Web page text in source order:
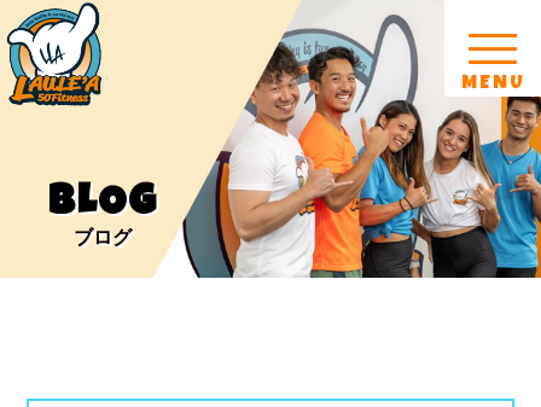
MENU
BLOG
ブログ